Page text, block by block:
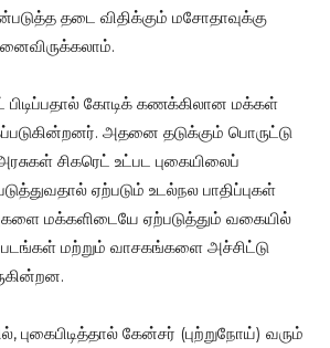
தடை விதிக்கும் மசோதாவுக்கு
பிடிப்பதால் கோடிக் கணக்கிலான மக்கள்
அதனை தடுக்கும் பொருட்டு
சிகரெட் உட்பட புகையிலைப்
ஏற்படும் உடல்நல பாதிப்புகள்
மக்களிடையே ஏற்படுத்தும் வகையில்
மற்றும் வாசகங்களை அச்சிட்டு
புகைபிடித்தால் கேன்சர் (புற்றுநோய்) வரும்